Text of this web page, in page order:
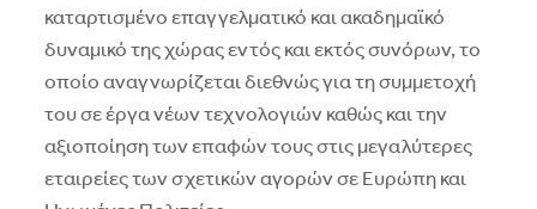
καταρτισμένο επαγγελματικό και ακαδημαϊκό
δυναμικό της χώρας εντός και εκτός συνόρων, το
οποίο αναγνωρίζεται διεθνώς για τη συμμετοχή
του σε έργα νέων τεχνολογιών καθώς και την
αξιοποίηση των επαφών τους στις μεγαλύτερες
εταιρείες των σχετικών αγορών σε Ευρώπη και